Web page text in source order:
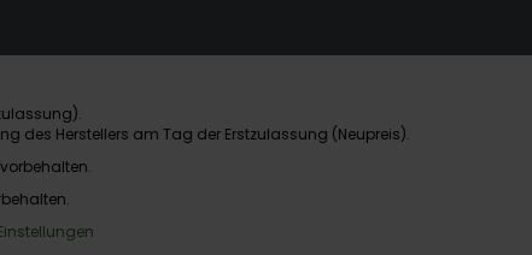
des Herstellers am Tag der Erstzulassung (Neupreis).